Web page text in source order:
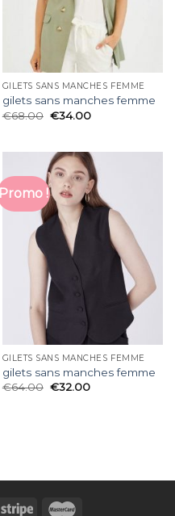
GILETS SANS MANCHES FEMME
gilets sans manches femme
€68.00 €34.00
Promo !
GILETS SANS MANCHES FEMME
gilets sans manches femme
€64.00 €32.00